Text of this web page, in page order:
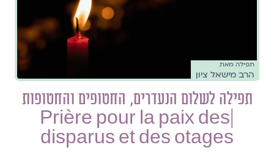
תפילה מאת
הרב מישאל ציון
תפילה לשלום הנעדרים, החטופים והחטופות
|Prière pour la paix des
disparus et des otages